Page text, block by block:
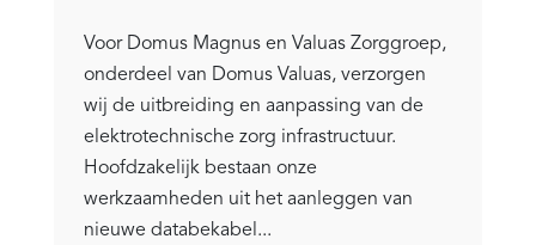
Voor Domus Magnus en Valuas Zorggroep,
onderdeel van Domus Valuas, verzorgen
wij de uitbreiding en aanpassing van de
elektrotechnische zorg infrastructuur.
Hoofdzakelijk bestaan onze
werkzaamheden uit het aanleggen van
nieuwe databekabel...